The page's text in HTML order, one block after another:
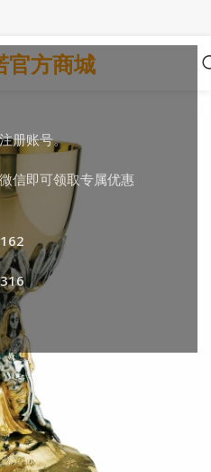
册账号。
信即可领取专属优惠
官方商城